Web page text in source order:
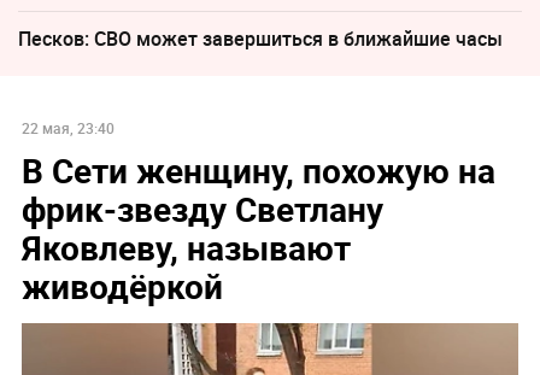
Песков: СВО может завершиться в ближайшие часы
22 мая, 23:40
В Сети женщину, похожую на
фрик-звезду Светлану
Яковлеву, называют
живодёркой